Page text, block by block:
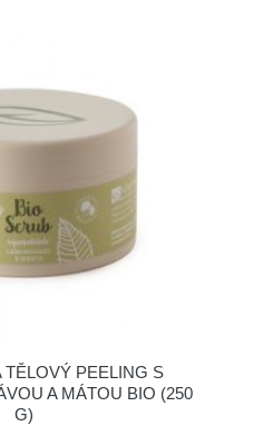
TĚLOVÝ PEELING S
A MÁTOU BIO (250
G)